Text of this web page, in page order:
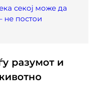
секој може да
не постои
разумот и